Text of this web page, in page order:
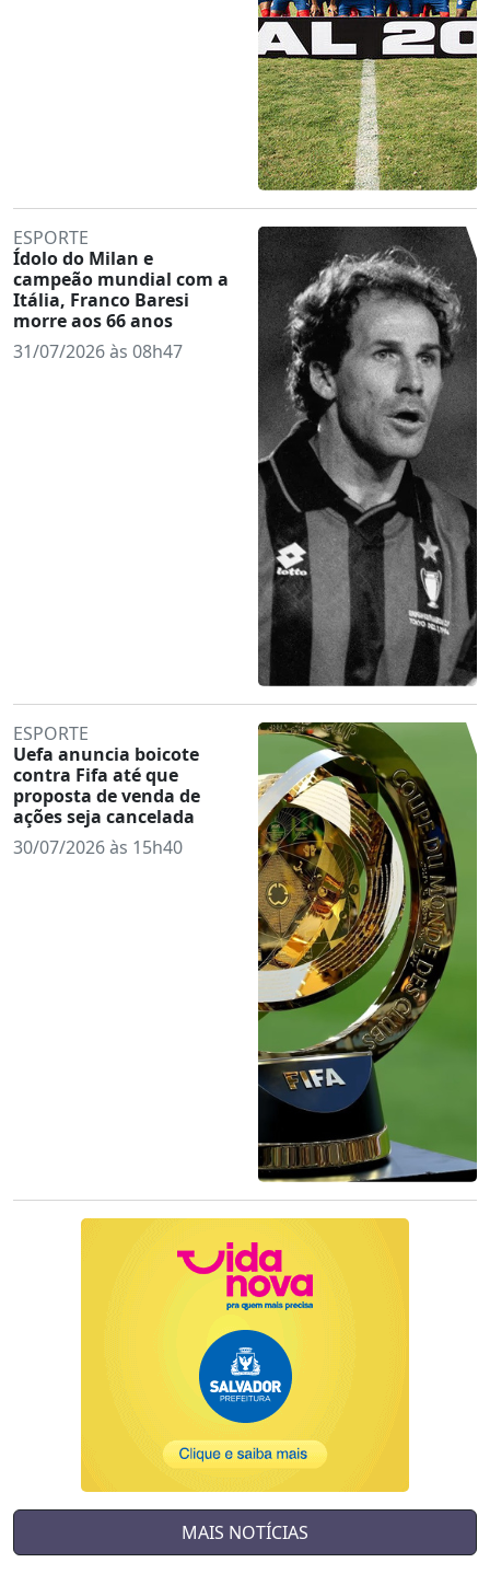
ESPORTE
Ídolo do Milan e
campeão mundial com a
Itália, Franco Baresi
morre aos 66 anos
31/07/2026 às 08h47
ESPORTE
Uefa anuncia boicote
contra Fifa até que
proposta de venda de
ações seja cancelada
30/07/2026 às 15h40
MAIS NOTÍCIAS